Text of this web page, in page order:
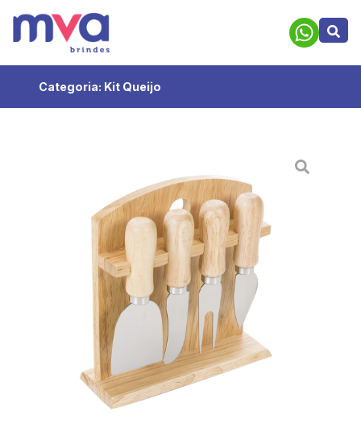
Categoria: Kit Queijo